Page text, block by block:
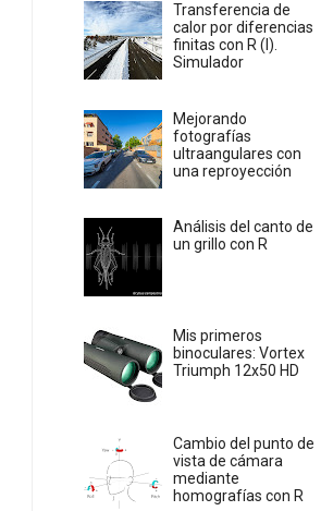
Transferencia de
calor por diferencias
finitas con R (I).
Simulador
Mejorando
fotografías
ultraangulares con
una reproyección
Análisis del canto de
un grillo con R
Mis primeros
binoculares: Vortex
Triumph 12x50 HD
Cambio del punto de
vista de cámara
mediante
homografías con R